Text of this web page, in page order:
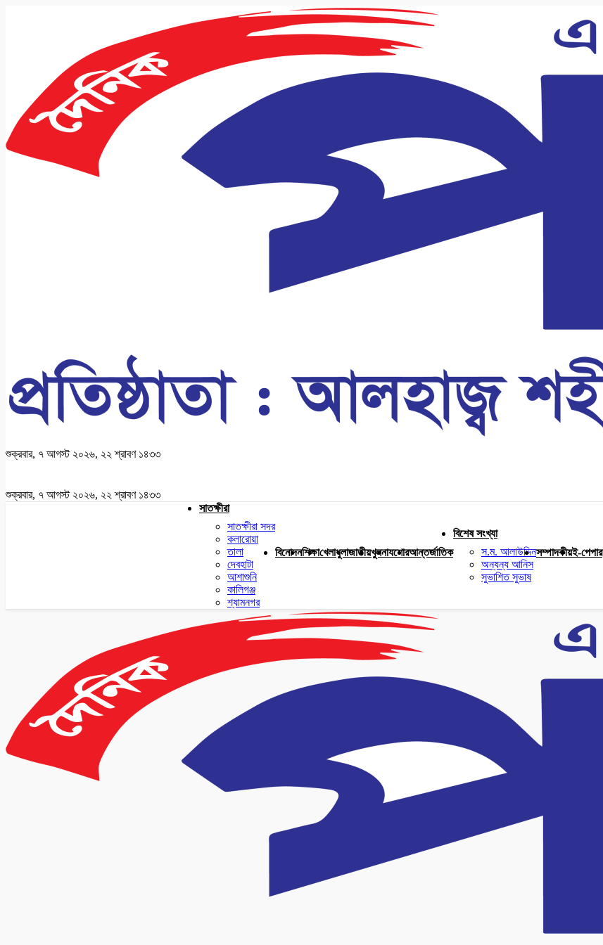
শুক্রবার, ৭ আগস্ট ২০২৬, ২২ শ্রাবণ ১৪৩৩
শুক্রবার, ৭ আগস্ট ২০২৬, ২২ শ্রাবণ ১৪৩৩
সাতক্ষীরা
সাতক্ষীরা সদর
কলারোয়া
তালা
দেবহাটা
আশাশুনি
কালিগঞ্জ
শ্যামনগর
বিনোদনশিক্ষাখেলাধুলাজাতীয়খুলনাযশোরআন্তর্জাতিক
বিশেষ সংখ্যা
স.ম. আলাউদ্দিন
অন্যন্য আনিস
সুভাশিত সুভাষ
সম্পাদকীয়ই-পেপার